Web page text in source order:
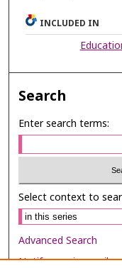
INCLUDED IN
Search
Enter search terms:
Select context to
Advanced Search
Notify me via email